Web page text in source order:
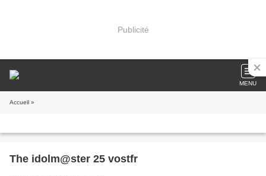
Publicité
MENU
Accueil »
The idolm@ster 25 vostfr